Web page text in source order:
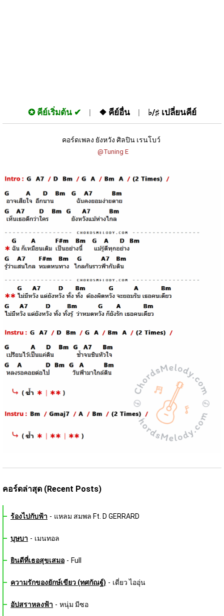
✪ คีย์เริ่มต้น ❖ คีย์อื่น ♭/♯ เปลี่ยนคีย์
คอร์ดเพลง ยังหวัง ศิลปิน เรนโบว์
@Tuning E
คอร์ดล่าสุด (Recent Posts)
ร้องไปกับฟ้า - แหลม สมพล Ft. D GERRARD
บุษบา - เมนทอล
ยินดีที่เธอสุขเสมอ - Full
ความรักของยักษ์เขียว (ทศกัณฐ์) - เดี่ยว ไออุ่น
อัปสราหลงฟ้า - หนุ่ม มีซอ